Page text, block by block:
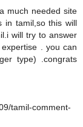
much needed site
in tamil,so this will
will try to answer
. you can
type) .congrats
tamil-comment-